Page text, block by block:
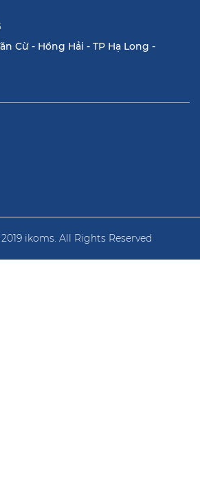
Cừ - Hồng Hải - TP Hạ Long -
ikoms. All Rights Reserved